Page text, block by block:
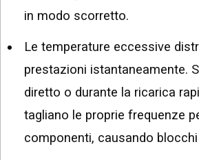
in modo scorretto.
Le temperature eccessive
prestazioni istantaneamente.
diretto o durante la ricarica
tagliano le proprie frequenze
componenti, causando